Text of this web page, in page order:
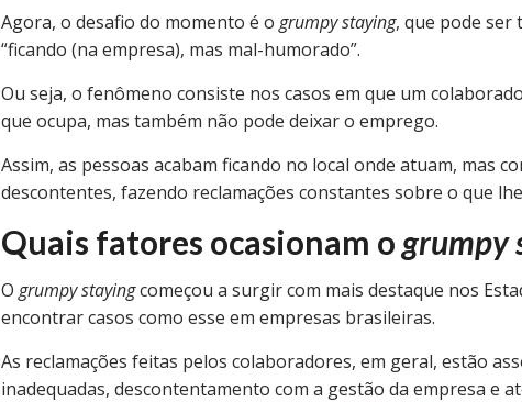
Agora, o desafio do momento é o grumpy staying, que pode ser
“ficando (na empresa), mas mal-humorado”.
Ou seja, o fenômeno consiste nos casos em que um
que ocupa, mas também não pode deixar o emprego.
Assim, as pessoas acabam ficando no local onde atuam, mas
descontentes, fazendo reclamações constantes sobre o que
Quais fatores ocasionam ogrumpy
O grumpy stayingcomeçou a surgir com mais destaque nos
encontrar casos como esse em empresas brasileiras.
As reclamações feitas pelos colaboradores, em geral, estão
inadequadas, descontentamento com a gestão da empresa e